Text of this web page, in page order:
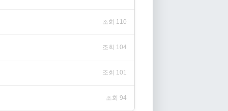
조회 110
조회 104
조회 101
조회 94